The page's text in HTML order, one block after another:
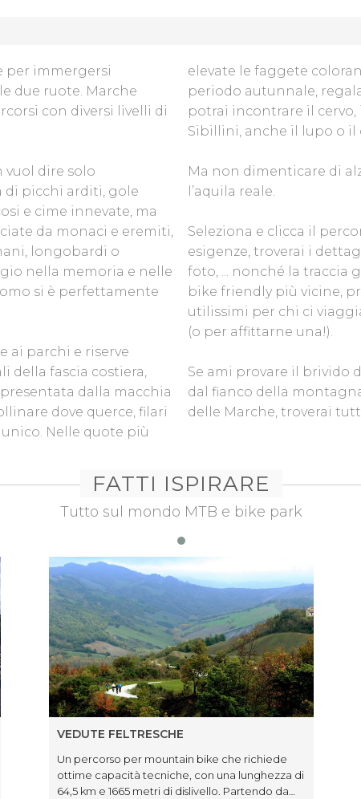
per immergersi
due ruote. Marche
con diversi livelli di
dire solo
picchi arditi, gole
e cime innevate, ma
da monaci e eremiti,
longobardi o
nella memoria e nelle
si è perfettamente
ai parchi e riserve
della fascia costiera,
dalla macchia
dove querce, filari
Nelle quote più
elevate le faggete
periodo autunnale,
potrai incontrare il cervo,
Sibillini, anche il lupo o
Ma non dimenticare di
l’aquila reale.
Seleziona e clicca il
esigenze, troverai i
foto, ... nonché la traccia
bike friendly più vicine,
utilissimi per chi ci
(o per affittarne una!).
Se ami provare il brivido
dal fianco della
delle Marche, troverai
FATTI ISPIRARE
Tutto sul mondo MTB e bike park
VEDUTE FELTRESCHE
Un percorso per mountain bike che richiede
ottime capacità tecniche, con una lunghezza di
64,5 km e 1665 metri di dislivello. Partendo da